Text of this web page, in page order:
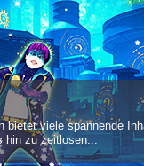
neues Niveau – mit
von...